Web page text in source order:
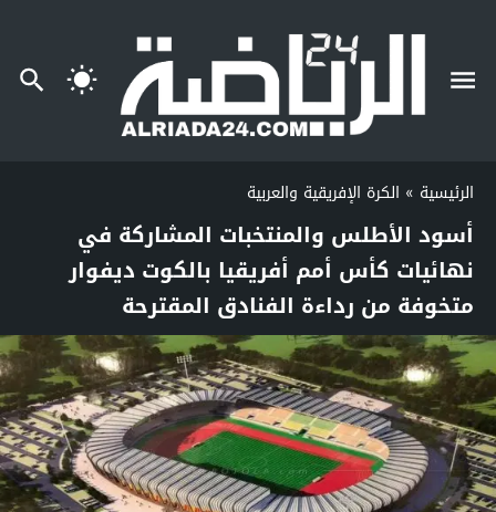
الرئيسية » الكرة الإفريقية والعربية
أسود الأطلس والمنتخبات المشاركة في
نهائيات كأس أمم أفريقيا بالكوت ديفوار
متخوفة من رداءة الفنادق المقترحة